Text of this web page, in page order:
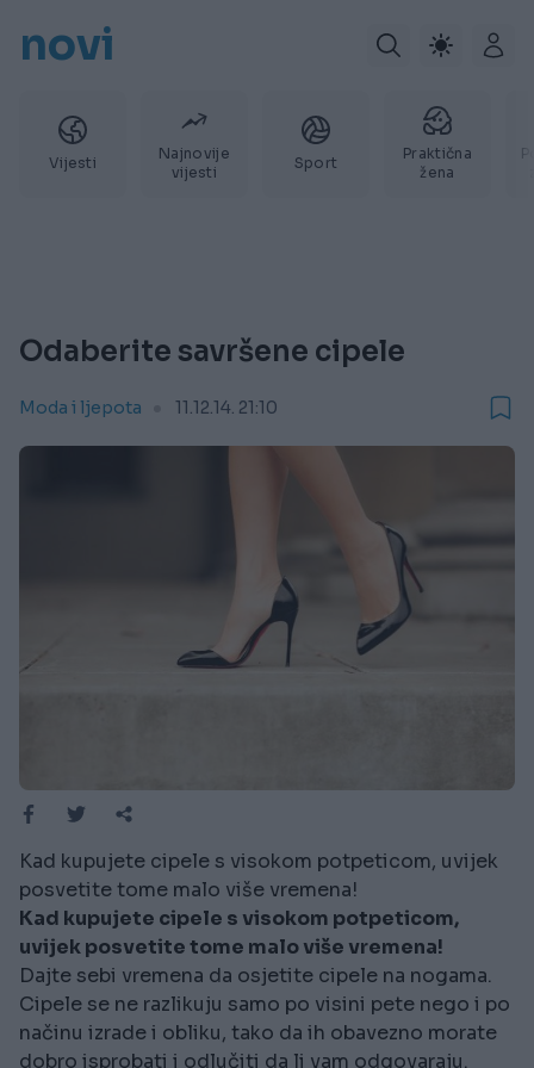
novi
Vijesti
Najnovije
vijesti
Sport
Praktična
žena
Odaberite savršene cipele
Moda i ljepota 11.12.14. 21:10
Kad kupujete cipele s visokom potpeticom, uvijek
posvetite tome malo više vremena!
Kad kupujete cipele s visokom potpeticom,
uvijek posvetite tome malo više vremena!
Dajte sebi vremena da osjetite cipele na nogama.
Cipele se ne razlikuju samo po visini pete nego i po
načinu izrade i obliku, tako da ih obavezno morate
dobro isprobati i odlučiti da li vam odgovaraju.